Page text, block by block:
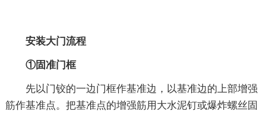
安装大门流程
①固准门框
先以门铰的一边门框作基准边，以基准边的上部增强
筋作基准点。把基准点的增强筋用大水泥钉或爆炸螺丝固